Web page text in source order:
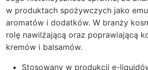
w produktach spożywczych jako
aromatów i dodatków. W branży
rolę nawilżającą oraz poprawiającą
kremów i balsamów.
Stosowany w produkcji e-